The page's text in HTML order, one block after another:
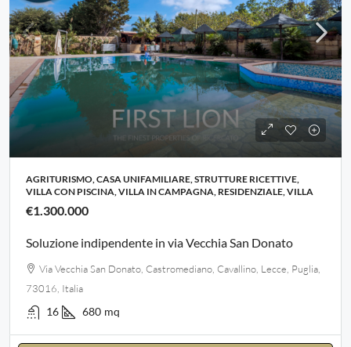
AGRITURISMO, CASA UNIFAMILIARE, STRUTTURE RICETTIVE,
VILLA CON PISCINA, VILLA IN CAMPAGNA, RESIDENZIALE, VILLA
€1.300.000
Soluzione indipendente in via Vecchia San Donato
Via Vecchia San Donato, Castromediano, Cavallino, Lecce, Puglia,
73016, Italia
16 680 mq